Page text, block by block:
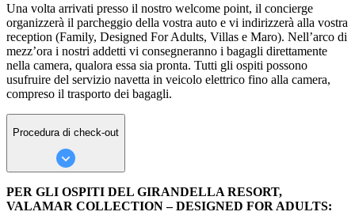
Una volta arrivati presso il nostro welcome point, il concierge
organizzerà il parcheggio della vostra auto e vi indirizzerà alla vostra
reception (Family, Designed For Adults, Villas e Maro). Nell’arco di
mezz’ora i nostri addetti vi consegneranno i bagagli direttamente
nella camera, qualora essa sia pronta. Tutti gli ospiti possono
usufruire del servizio navetta in veicolo elettrico fino alla camera,
compreso il trasporto dei bagagli.
Procedura di check-out
PER GLI OSPITI DEL GIRANDELLA RESORT,
VALAMAR COLLECTION – DESIGNED FOR ADULTS: